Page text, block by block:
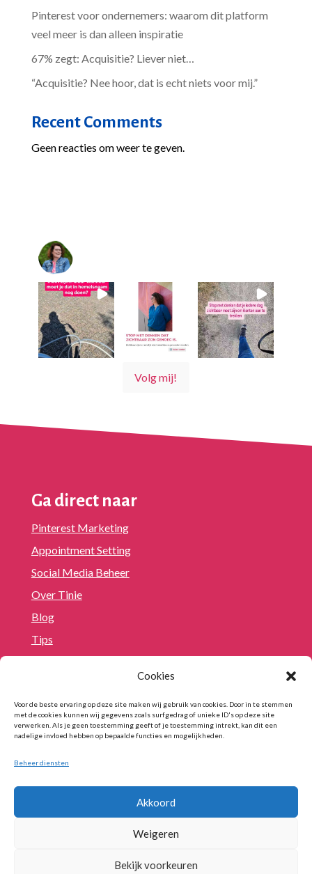
Cookies
Voor de beste ervaring op deze site maken wij gebruik van cookies. Door in te stemmen
met de cookies kunnen wij gegevens zoals surfgedrag of unieke ID's op deze site
verwerken. Als je geen toestemming geeft of je toestemming intrekt, kan dit een
nadelige invloed hebben op bepaalde functies en mogelijkheden.
Beheer diensten
Akkoord
Weigeren
Bekijk voorkeuren
Pinterest voor ondernemers: waarom dit platform
veel meer is dan alleen inspiratie
67% zegt: Acquisitie? Liever niet…
“Acquisitie? Nee hoor, dat is echt niets voor mij.”
Recent Comments
Geen reacties om weer te geven.
Volg mij!
Ga direct naar
Pinterest Marketing
Appointment Setting
Social Media Beheer
Over Tinie
Blog
Tips
 tinie@10voorsupport.nl
 +31 (0)6 27390566